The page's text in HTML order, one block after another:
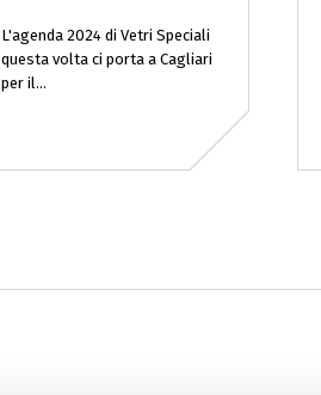
L'agenda 2024 di Vetri Speciali
questa volta ci porta a Cagliari
per il...